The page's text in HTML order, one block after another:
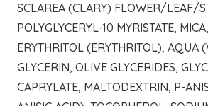
SCLAREA (CLARY) FLOWER/LEAF/
POLYGLYCERYL-10 MYRISTATE,
ERYTHRITOL (ERYTHRITOL), AQUA
GLYCERIN, OLIVE GLYCERIDES,
CAPRYLATE, MALTODEXTRIN, P-